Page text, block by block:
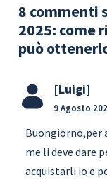
8 commenti
2025: come
può
Luigi
9 Agosto
Buongiorno,per avere la detrazione i condizionatori
me li deve dare
acquistarli io e